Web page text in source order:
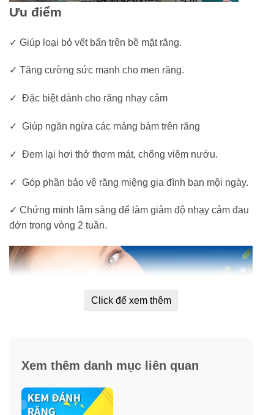
Ưu điểm
✓ Giúp loại bỏ vết bẩn trên bề mặt răng.
✓ Tăng cường sức mạnh cho men răng.
✓ Đặc biệt dành cho răng nhạy cảm
✓ Giúp ngăn ngừa các mảng bám trên răng
✓ Đem lại hơi thở thơm mát, chống viêm nướu.
✓ Góp phần bảo vệ răng miệng gia đình bạn mội ngày.
✓ Chứng minh lâm sàng để làm giảm độ nhạy cảm đau
đớn trong vòng 2 tuần.
Click để xem thêm
Xem thêm danh mục liên quan